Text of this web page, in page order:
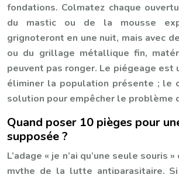
fondations. Colmatez chaque
du mastic ou de la mousse
grignoteront en une nuit, mais avec
ou du grillage métallique fin,
peuvent pas ronger. Le piégeage est
éliminer la population présente ; le
solution pour empêcher le problème
Quand poser 10 pièges pour
supposée ?
L’adage « je n’ai qu’une seule souris
mythe de la lutte antiparasitaire.